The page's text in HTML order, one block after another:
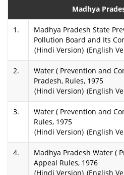
Madhya
1.
Madhya Pradesh State
Pollution Board and Its
(Hindi Version) (English
2.
Water ( Prevention and
Pradesh, Rules, 1975
(Hindi Version) (English
3.
Water ( Prevention and
Rules, 1975
(Hindi Version) (English
4.
Madhya Pradesh Water (
Appeal Rules, 1976
(Hindi Version) (English